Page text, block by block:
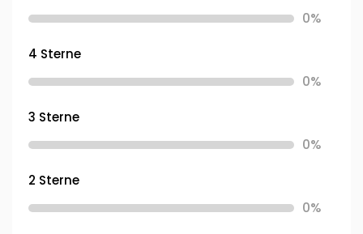
0%
4 Sterne
0%
3 Sterne
0%
2 Sterne
0%